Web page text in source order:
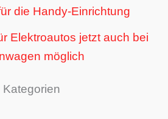
die Handy-Einrichtung
Elektroautos jetzt auch bei
möglich
Kategorien